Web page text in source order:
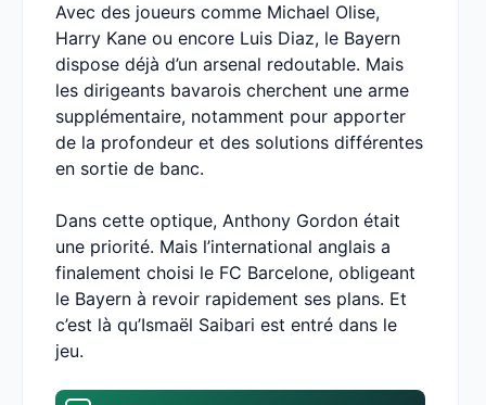
Avec des joueurs comme Michael Olise,
Harry Kane ou encore Luis Diaz, le Bayern
dispose déjà d’un arsenal redoutable. Mais
les dirigeants bavarois cherchent une arme
supplémentaire, notamment pour apporter
de la profondeur et des solutions différentes
en sortie de banc.
Dans cette optique, Anthony Gordon était
une priorité. Mais l’international anglais a
finalement choisi le FC Barcelone, obligeant
le Bayern à revoir rapidement ses plans. Et
c’est là qu’Ismaël Saibari est entré dans le
jeu.